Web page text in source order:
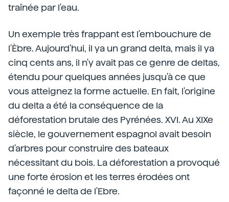
traînée par l'eau.
Un exemple très frappant est l'embouchure de
l'Èbre. Aujourd'hui, il ya un grand delta, mais il ya
cinq cents ans, il n'y avait pas ce genre de deltas,
étendu pour quelques années jusqu'à ce que
vous atteignez la forme actuelle. En fait, l'origine
du delta a été la conséquence de la
déforestation brutale des Pyrénées. XVI. Au XIXe
siècle, le gouvernement espagnol avait besoin
d'arbres pour construire des bateaux
nécessitant du bois. La déforestation a provoqué
une forte érosion et les terres érodées ont
façonné le delta de l'Ebre.